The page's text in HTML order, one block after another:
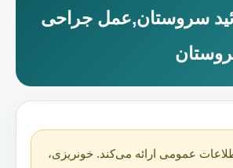
سروستان,عمل جراحی
عمومی ارائه می‌کند. خونریزی،